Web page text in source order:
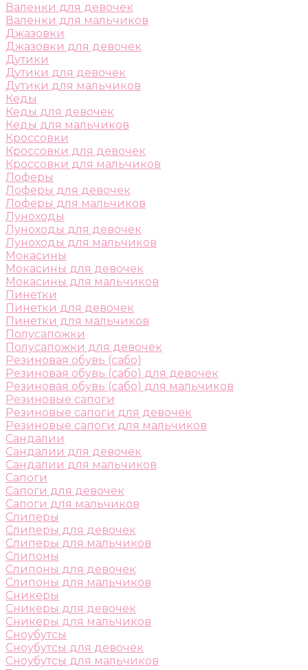
Валенки для девочек
Валенки для мальчиков
Джазовки
Джазовки для девочек
Дутики
Дутики для девочек
Дутики для мальчиков
Кеды
Кеды для девочек
Кеды для мальчиков
Кроссовки
Кроссовки для девочек
Кроссовки для мальчиков
Лоферы
Лоферы для девочек
Лоферы для мальчиков
Луноходы
Луноходы для девочек
Луноходы для мальчиков
Мокасины
Мокасины для девочек
Мокасины для мальчиков
Пинетки
Пинетки для девочек
Пинетки для мальчиков
Полусапожки
Полусапожки для девочек
Резиновая обувь (сабо)
Резиновая обувь (сабо) для девочек
Резиновая обувь (сабо) для мальчиков
Резиновые сапоги
Резиновые сапоги для девочек
Резиновые сапоги для мальчиков
Сандалии
Сандалии для девочек
Сандалии для мальчиков
Сапоги
Сапоги для девочек
Сапоги для мальчиков
Слиперы
Слиперы для девочек
Слиперы для мальчиков
Слипоны
Слипоны для девочек
Слипоны для мальчиков
Сникеры
Сникеры для девочек
Сникеры для мальчиков
Сноубутсы
Сноубутсы для девочек
Сноубутсы для мальчиков